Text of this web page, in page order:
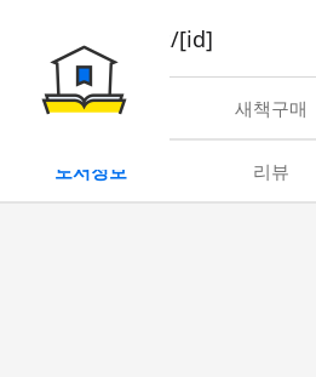
book/rent/[id]
대여 새책구매
도서정보 리뷰